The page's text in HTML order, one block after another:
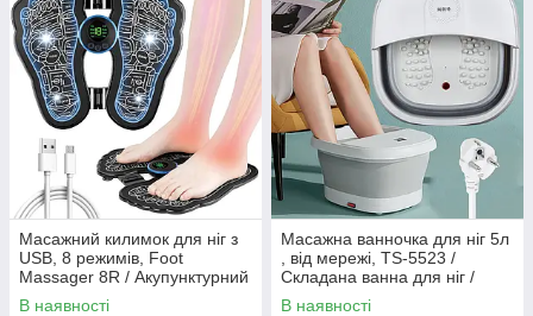
Масажний килимок для ніг з
USB, 8 режимів, Foot
Massager 8R / Акупунктурний
масажер для ступнів
В наявності
Масажна ванночка для ніг 5л
, від мережі, TS-5523 /
Складана ванна для ніг /
Масажер-ванночка
В наявності